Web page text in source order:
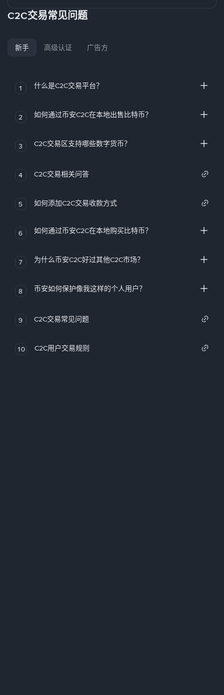
C2C交易常见问题
新手 高级认证 广告方
1 什么是C2C交易平台？
2 如何通过币安C2C在本地出售比特币？
3 C2C交易区支持哪些数字货币？
4 C2C交易相关问答
5 如何添加C2C交易收款方式
6 如何通过币安C2C在本地购买比特币？
7 为什么币安C2C好过其他C2C市场？
8 币安如何保护像我这样的个人用户？
9 C2C交易常见问题
10 C2C用户交易规则